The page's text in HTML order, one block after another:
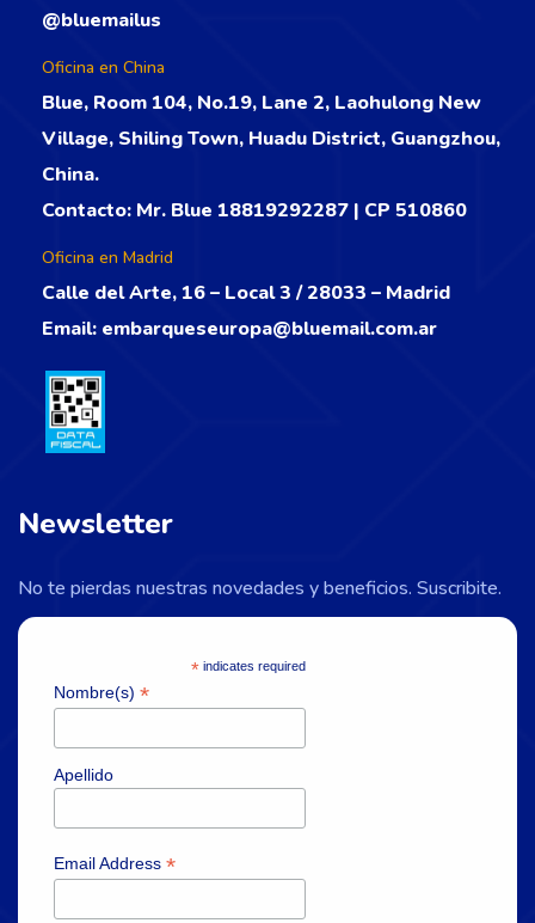
@bluemailus
Oficina en China
Blue, Room 104, No.19, Lane 2, Laohulong New
Village, Shiling Town, Huadu District, Guangzhou,
China.
Contacto: Mr. Blue 18819292287 | CP 510860
Oficina en Madrid
Calle del Arte, 16 – Local 3 / 28033 – Madrid
Email: embarqueseuropa@bluemail.com.ar
Newsletter
No te pierdas nuestras novedades y beneficios. Suscribite.
* indicates required
Nombre(s) *
Apellido
Email Address *